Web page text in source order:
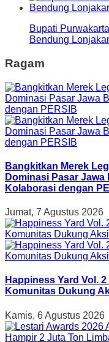
Bupati
Bendung
Ragam
Bangkitkan Merek
Dominasi Pasar
Kolaborasi dengan
Jumat, 7 Agustus 2026
Happiness Yard Vol.
Komunitas Dukung
Kamis, 6 Agustus 2026